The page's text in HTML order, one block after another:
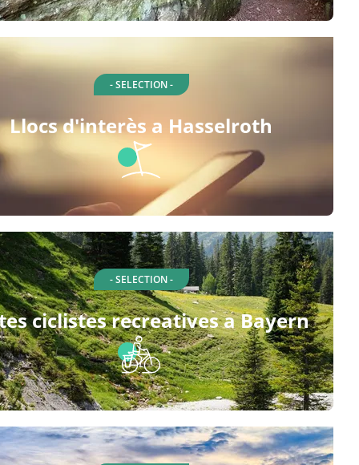
- SELECTION -
Llocs d'interès a Hasselroth
- SELECTION -
ciclistes recreatives a Bayern